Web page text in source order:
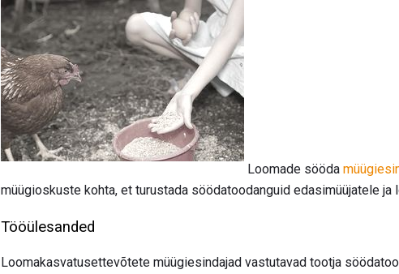
Loomade sööda
müügioskuste kohta, et turustada söödatoodanguid edasimüüjatele
Tööülesanded
Loomakasvatusettevõtete müügiesindajad vastutavad tootja